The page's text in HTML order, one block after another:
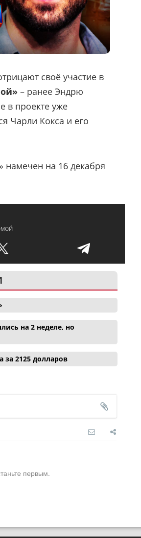
своё участие в
– ранее Эндрю
в проекте уже
Чарли Кокса и его
» намечен на 16 декабря
на 2 неделе, но
за 2125 долларов
первым.